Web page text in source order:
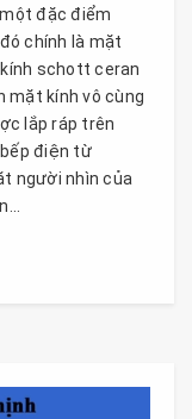
đặc điểm
chính là mặt
schott ceran
mặt kính vô cùng
lắp ráp trên
điện từ
người nhìn của